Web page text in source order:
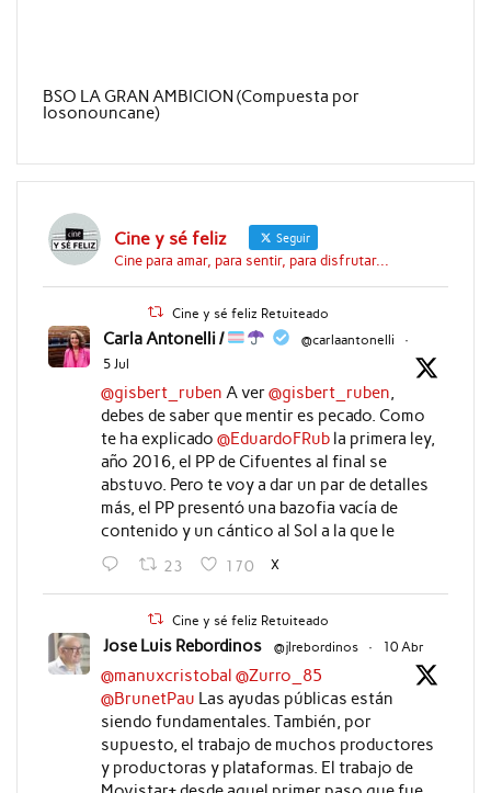
BSO LA GRAN AMBICION (Compuesta por
Iosonouncane)
Cine y sé feliz Seguir
Cine para amar, para sentir, para disfrutar...
Cine y sé feliz Retuiteado
Carla Antonelli / @carlaantonelli
·
5 Jul
@gisbert_ruben A ver@gisbert_ruben
debes de saber que mentir es pecado. Como
te ha explicado @EduardoFRubla primera ley,
año 2016, el PP de Cifuentes al final se
abstuvo. Pero te voy a dar un par de detalles
más, el PP presentó una bazofia vacía de
contenido y un cántico al Sol a la que le
23 170 X
Cine y sé feliz Retuiteado
Jose Luis Rebordinos @jlrebordinos · 10 Abr
@manuxcristobal @Zurro_85
@BrunetPau Las ayudas públicas están
siendo fundamentales. También, por
supuesto, el trabajo de muchos productores
y productoras y plataformas. El trabajo de